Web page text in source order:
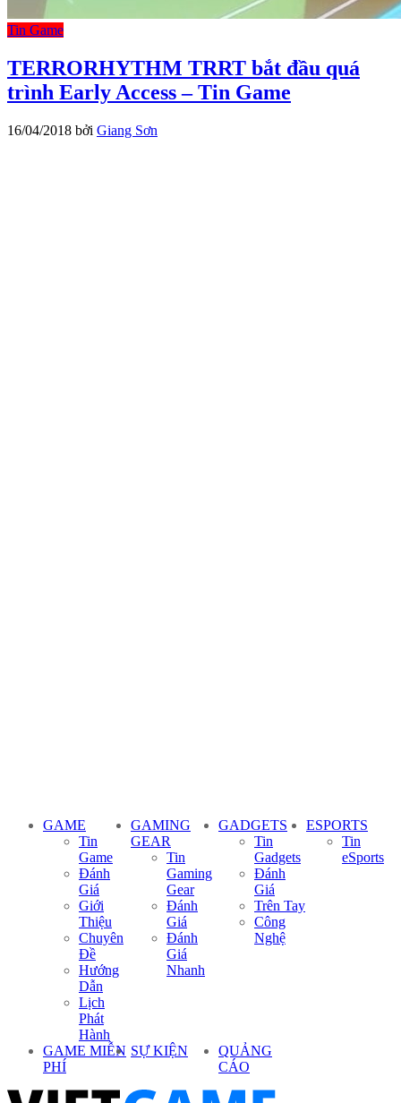
Tin Game
TERRORHYTHM TRRT bắt đầu quá
trình Early Access – Tin Game
16/04/2018 bởi Giang Sơn
GAME
Tin
Game
Đánh
Giá
Giới
Thiệu
Chuyên
Đề
Hướng
Dẫn
Lịch
Phát
Hành
GAMING
GEAR
Tin
Gaming
Gear
Đánh
Giá
Đánh
Giá
Nhanh
GADGETS
Tin
Gadgets
Đánh
Giá
Trên Tay
Công
Nghệ
ESPORTS
Tin
eSports
GAME MIỄN
PHÍ
SỰ KIỆN
QUẢNG
CÁO